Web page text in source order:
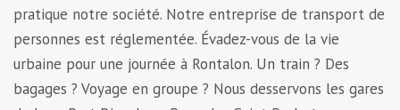
pratique notre société. Notre entreprise de transport de
personnes est réglementée. Évadez-vous de la vie
urbaine pour une journée à Rontalon. Un train ? Des
bagages ? Voyage en groupe ? Nous desservons les gares